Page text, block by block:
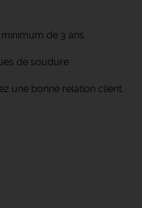
de 3 ans
de soudure
une bonne relation client.